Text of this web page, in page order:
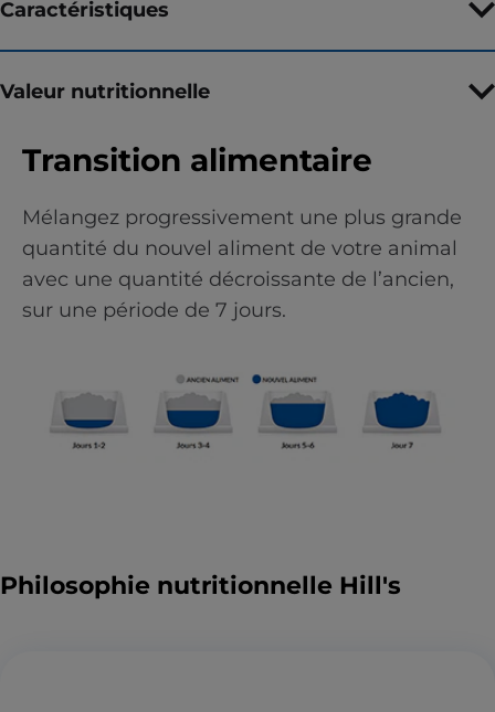
Caractéristiques
Valeur nutritionnelle
Transition alimentaire
Mélangez progressivement une plus grande
quantité du nouvel aliment de votre animal
avec une quantité décroissante de l’ancien,
sur une période de 7 jours.
Philosophie nutritionnelle Hill's